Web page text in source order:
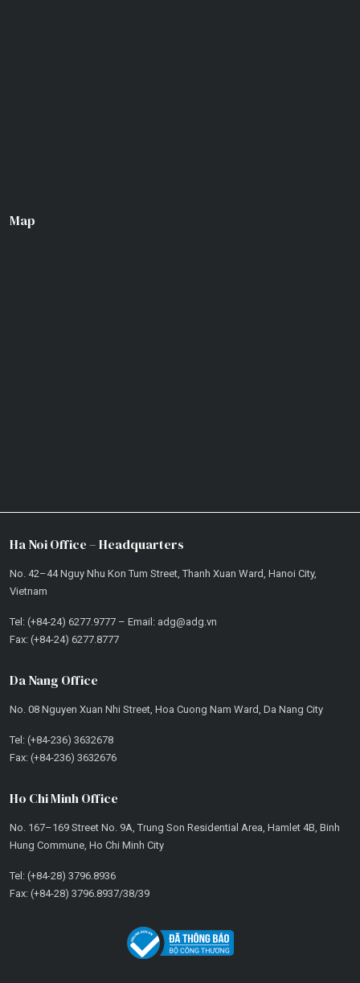
Map
Ha Noi Office – Headquarters
No. 42–44 Nguy Nhu Kon Tum Street, Thanh Xuan Ward, Hanoi City,
Vietnam
Tel: (+84-24) 6277.9777 – Email: adg@adg.vn
Fax: (+84-24) 6277.8777
Da Nang Office
No. 08 Nguyen Xuan Nhi Street, Hoa Cuong Nam Ward, Da Nang City
Tel: (+84-236) 3632678
Fax: (+84-236) 3632676
Ho Chi Minh Office
No. 167–169 Street No. 9A, Trung Son Residential Area, Hamlet 4B, Binh
Hung Commune, Ho Chi Minh City
Tel: (+84-28) 3796.8936
Fax: (+84-28) 3796.8937/38/39